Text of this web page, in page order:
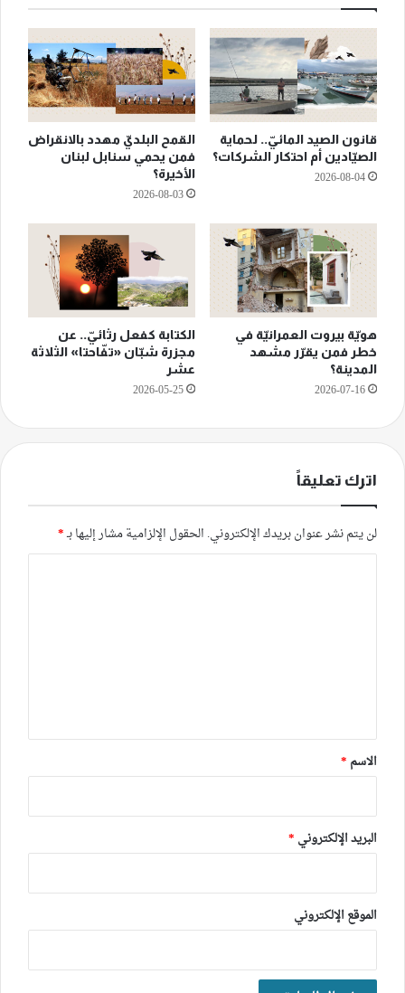
قانون الصيد المائيّ.. لحماية
الصيّادين أم احتكار الشركات؟
2026-08-04
القمح البلديّ مهدد بالانقراض
فمن يحمي سنابل لبنان
الأخيرة؟
2026-08-03
هويّة بيروت العمرانيّة في
خطر فمن يقرّر مشهد
المدينة؟
2026-07-16
الكتابة كفعل رثائيّ.. عن
مجزرة شبّان «تفّاحتا» الثلاثة
عشر
2026-05-25
اترك تعليقاً
لن يتم نشر عنوان بريدك الإلكتروني. الحقول الإلزامية مشار إليها بـ*
*
الاسم *
البريد الإلكتروني *
الموقع الإلكتروني